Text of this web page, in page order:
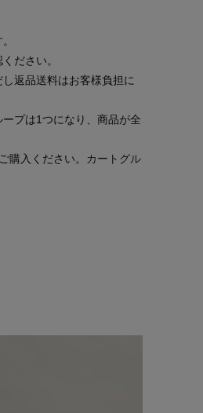
ださい。
返品送料はお客様負担に
プは1つになり、商品が全
購入ください。
カートグル